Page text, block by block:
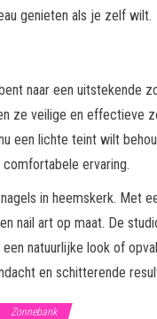
genieten als je zelf wilt.
naar een uitstekende
ze veilige en effectieve
een lichte teint wilt
ervaring.
in heemskerk. Met
nail art op maat. De
natuurlijke look of
en schitterende
Zonnebank